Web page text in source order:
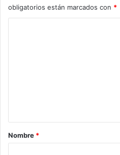
obligatorios están marcados con *
r
Nombre *